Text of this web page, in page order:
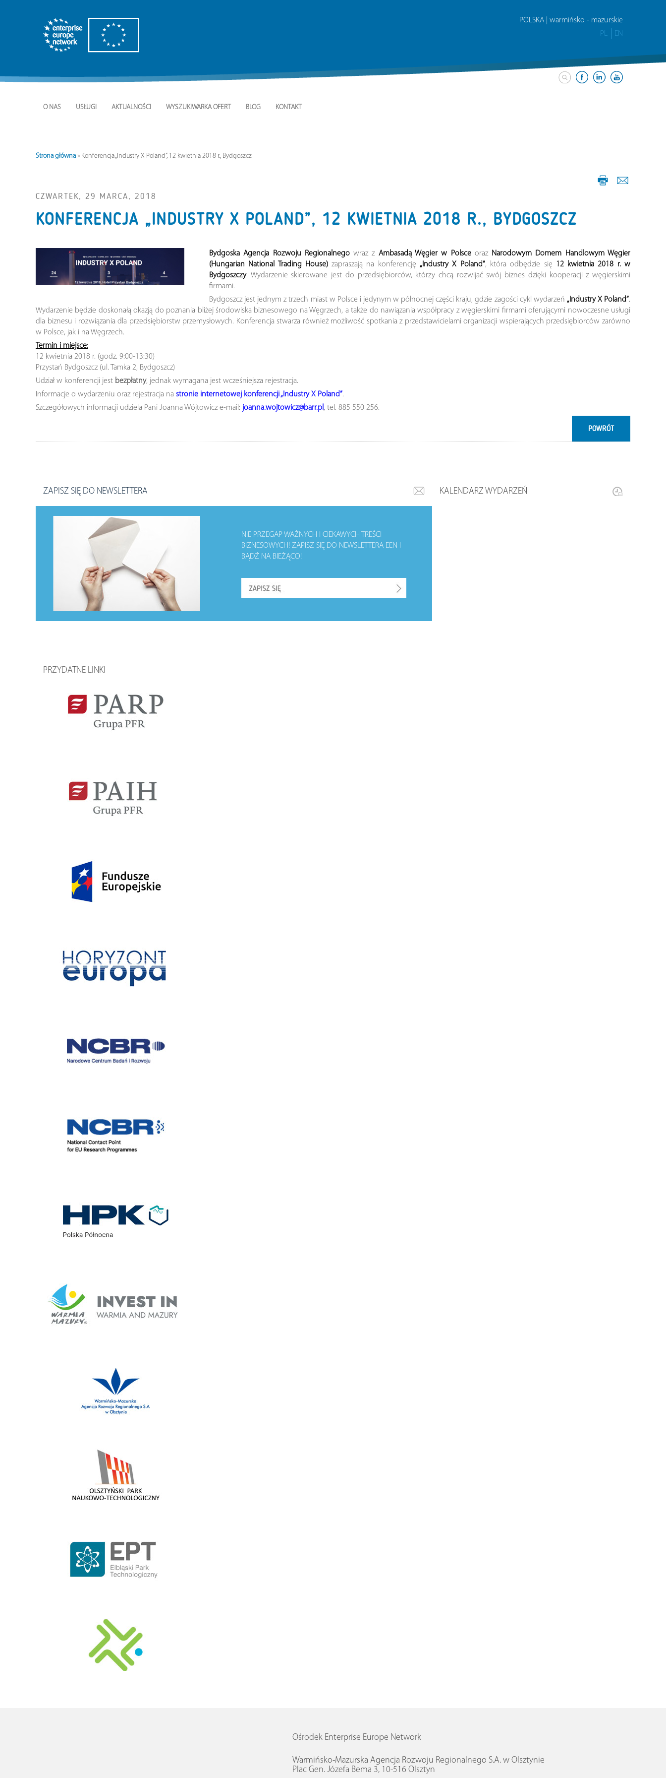
POLSKA | warmińsko - mazurskie
PL
EN
O NAS USŁUGI AKTUALNOŚCI WYSZUKIWARKA OFERT BLOG KONTAKT
Strona główna » Konferencja „Industry X Poland”, 12 kwietnia 2018 r., Bydgoszcz
CZWARTEK, 29 MARCA, 2018
KONFERENCJA „INDUSTRY X POLAND”, 12 KWIETNIA 2018 R., BYDGOSZCZ
Bydgoska Agencja Rozwoju Regionalnegowraz z Ambasadą Węgier w Polsceoraz Narodowym Domem Handlowym Węgier
(Hungarian National Trading House) zapraszają na konferencję „Industry X Poland”, która odbędzie się
12 kwietnia 2018 r. w
Bydgoszczy. Wydarzenie skierowane jest do przedsiębiorców, którzy chcą rozwijać swój biznes dzięki kooperacji z węgierskimi
firmami.
Bydgoszcz jest jednym z trzech miast w Polsce i jedynym w północnej części kraju, gdzie zagości cykl wydarzeń „Industry X Poland”.
Wydarzenie będzie doskonałą okazją do poznania bliżej środowiska biznesowego na Węgrzech, a także do nawiązania współpracy z węgierskimi firmami oferującymi nowoczesne usługi
dla biznesu i rozwiązania dla przedsiębiorstw przemysłowych. Konferencja stwarza również możliwość spotkania z przedstawicielami organizacji wspierających przedsiębiorców zarówno
w Polsce, jak i na Węgrzech.
Termin i miejsce:
12 kwietnia 2018 r. (godz. 9:00-13:30)
Przystań Bydgoszcz (ul. Tamka 2, Bydgoszcz)
Udział w konferencji jest bezpłatny, jednak wymagana jest wcześniejsza rejestracja.
Informacje o wydarzeniu oraz rejestracja na stronie internetowej konferencji „Industry X Poland”.
Szczegółowych informacji udziela Pani Joanna Wójtowicz e-mail: joanna.wojtowicz@barr.pl , tel. 885 550 256.
POWRÓT
ZAPISZ SIĘ DO NEWSLETTERA
NIE PRZEGAP WAŻNYCH I CIEKAWYCH TREŚCI
BIZNESOWYCH! ZAPISZ SIĘ DO NEWSLETTERA EEN I
BĄDŹ NA BIEŻĄCO!
KALENDARZ WYDARZEŃ
PRZYDATNE LINKI
Ośrodek Enterprise Europe Network
Warmińsko-Mazurska Agencja Rozwoju Regionalnego S.A. w Olsztynie
Plac Gen. Józefa Bema 3, 10-516 Olsztyn